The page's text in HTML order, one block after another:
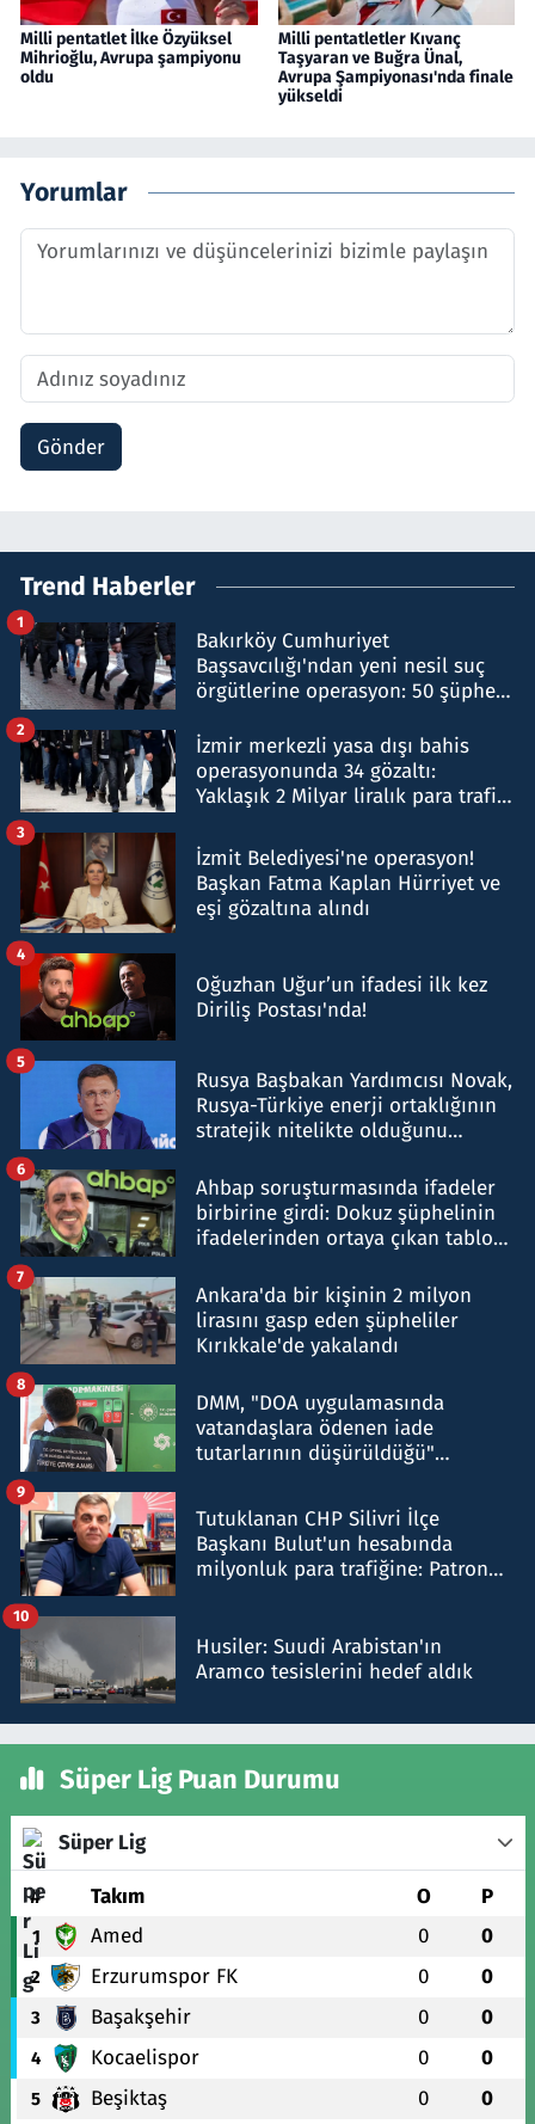
Milli pentatlet İlke Özyüksel
Mihrioğlu, Avrupa şampiyonu
oldu
Milli pentatletler Kıvanç
Taşyaran ve Buğra Ünal,
Avrupa Şampiyonası'nda finale
yükseldi
Yorumlar
Gönder
Trend Haberler
Bakırköy Cumhuriyet
Başsavcılığı'ndan yeni nesil suç
örgütlerine operasyon: 50 şüpheli
1
İzmir merkezli yasa dışı bahis
operasyonunda 34 gözaltı:
Yaklaşık 2 Milyar liralık para trafiği
2
İzmit Belediyesi'ne operasyon!
Başkan Fatma Kaplan Hürriyet ve
eşi gözaltına alındı
3
Oğuzhan Uğur’un ifadesi ilk kez
Diriliş Postası'nda!
4
Rusya Başbakan Yardımcısı Novak,
Rusya-Türkiye enerji ortaklığının
stratejik nitelikte olduğunu
5
Ahbap soruşturmasında ifadeler
birbirine girdi: Dokuz şüphelinin
ifadelerinden ortaya çıkan tablo
6
Ankara'da bir kişinin 2 milyon
lirasını gasp eden şüpheliler
Kırıkkale'de yakalandı
7
DMM, "DOA uygulamasında
vatandaşlara ödenen iade
tutarlarının düşürüldüğü"
8
Tutuklanan CHP Silivri İlçe
Başkanı Bulut'un hesabında
milyonluk para trafiğine: Patron
9
Husiler: Suudi Arabistan'ın
Aramco tesislerini hedef aldık
10
Süper Lig Puan Durumu
Süper Lig
# Takım O P
1 Amed 0 0
2 Erzurumspor FK 0 0
3 Başakşehir 0 0
4 Kocaelispor 0 0
5 Beşiktaş 0 0